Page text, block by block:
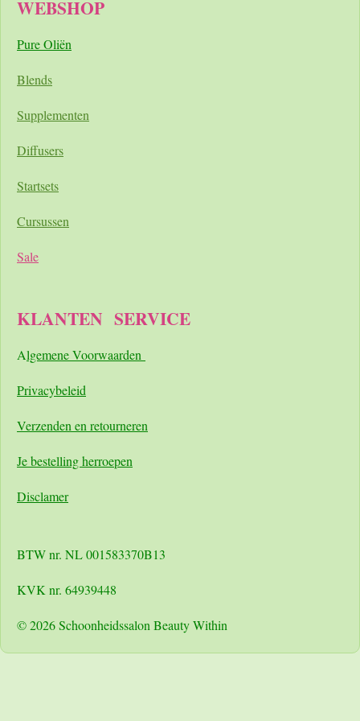
WEBSHOP
Pure Oliën
Blends
Supplementen
Diffusers
Startsets
Cursussen
Sale
KLANTEN SERVICE
Algemene Voorwaarden
Privacybeleid
Verzenden en retourneren
Je bestelling herroepen
Disclamer
BTW nr. NL 001583370B13
KVK nr. 64939448
© 2026 Schoonheidssalon Beauty Within